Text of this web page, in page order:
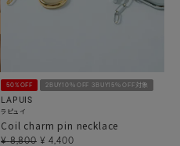
50%OFF 2BUY10％OFF 3BUY15％OFF対象
LAPUIS
ラピュイ
Coil charm pin necklace
¥ 8,800 ¥ 4,400